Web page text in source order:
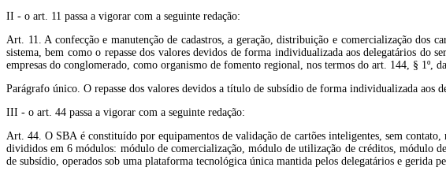
II - o art. 11 passa a vigorar com a seguinte redação:
Art. 11. A confecção e manutenção de cadastros, a geração, distribuição e comercialização dos
sistema, bem como o repasse dos valores devidos de forma individualizada aos delegatários
empresas do conglomerado, como organismo de fomento regional, nos termos do art. 144, § 1º,
Parágrafo único. O repasse dos valores devidos a título de subsídio de forma individualizada aos
III - o art. 44 passa a vigorar com a seguinte redação:
Art. 44. O SBA é constituído por equipamentos de validação de cartões inteligentes, sem
divididos em 6 módulos: módulo de comercialização, módulo de utilização de créditos, módulo
de subsídio, operados sob uma plataforma tecnológica única mantida pelos delegatários e gerida